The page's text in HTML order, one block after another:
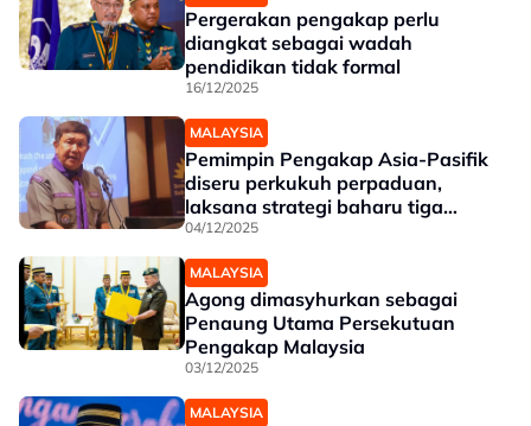
Pergerakan pengakap perlu
diangkat sebagai wadah
pendidikan tidak formal
16/12/2025
MALAYSIA
Pemimpin Pengakap Asia-Pasifik
diseru perkukuh perpaduan,
laksana strategi baharu tiga
tahun
04/12/2025
MALAYSIA
Agong dimasyhurkan sebagai
Penaung Utama Persekutuan
Pengakap Malaysia
03/12/2025
MALAYSIA